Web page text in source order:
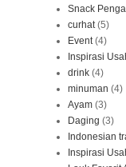
Snack
curhat (5)
Event (4)
Inspirasi
drink (4)
minuman (4)
Ayam (3)
Daging (3)
Indonesian
Inspirasi